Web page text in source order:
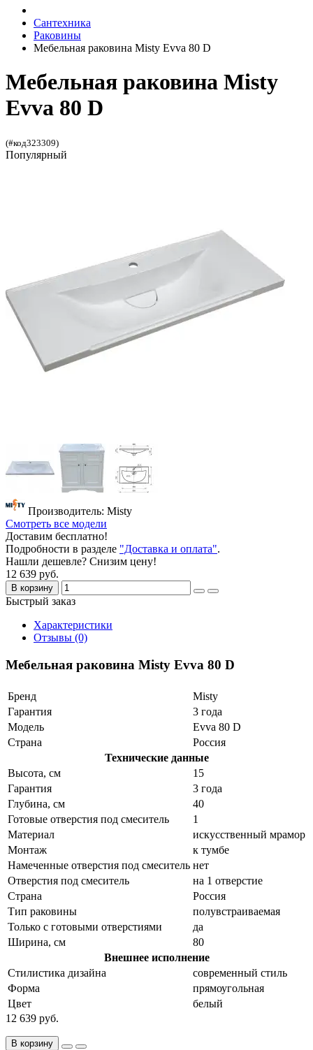
Сантехника
Раковины
Мебельная раковина Misty Evva 80 D
Мебельная раковина Misty
Evva 80 D
(#код323309)
Популярный
Производитель: Misty
Смотреть все модели
Доставим бесплатно!
Подробности в разделе "Доставка и оплата".
Нашли дешевле? Снизим цену!
12 639 руб.
В корзину
Быстрый заказ
Характеристики
Отзывы (0)
Мебельная раковина Misty Evva 80 D
Бренд
Misty
Гарантия
3 года
Модель
Evva 80 D
Страна
Россия
Технические данные
Высота, см
15
Гарантия
3 года
Глубина, см
40
Готовые отверстия под смеситель
1
Материал
искусственный мрамор
Монтаж
к тумбе
Намеченные отверстия под смеситель нет
Отверстия под смеситель
на 1 отверстие
Страна
Россия
Тип раковины
полувстраиваемая
Только с готовыми отверстиями
да
Ширина, см
80
Внешнее исполнение
Стилистика дизайна
современный стиль
Форма
прямоугольная
Цвет
белый
12 639 руб.
В корзину